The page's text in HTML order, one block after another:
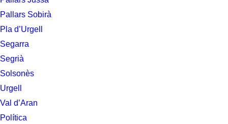
Pallars Sobirà
Pla d’Urgell
Segarra
Segrià
Solsonès
Urgell
Val d’Aran
Política